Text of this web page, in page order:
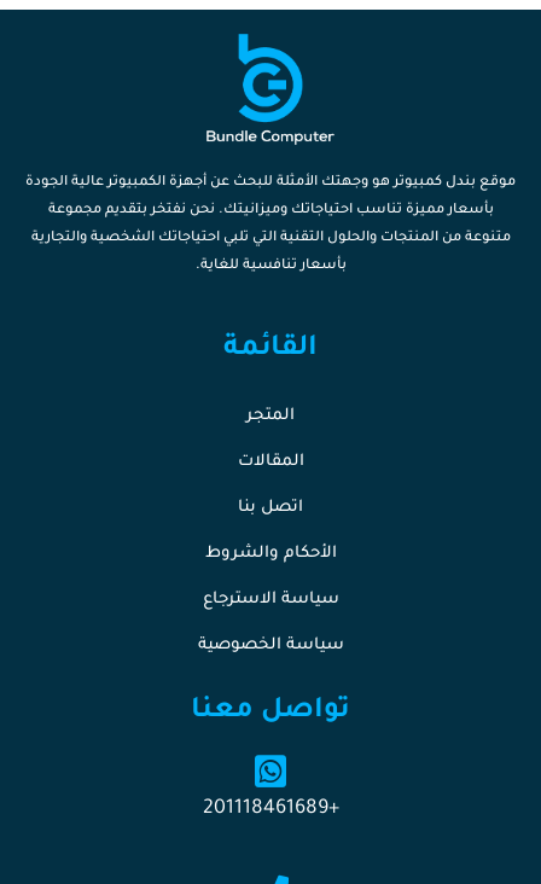
موقع بندل كمبيوتر هو وجهتك الأمثلة للبحث عن أجهزة الكمبيوتر عالية الجودة
بأسعار مميزة تناسب احتياجاتك وميزانيتك. نحن نفتخر بتقديم مجموعة
متنوعة من المنتجات والحلول التقنية التي تلبي احتياجاتك الشخصية والتجارية
بأسعار تنافسية للغاية.
القائمة
المتجر
المقالات
اتصل بنا
الأحكام والشروط
سياسة الاسترجاع
سياسة الخصوصية
تواصل معنا
+201118461689